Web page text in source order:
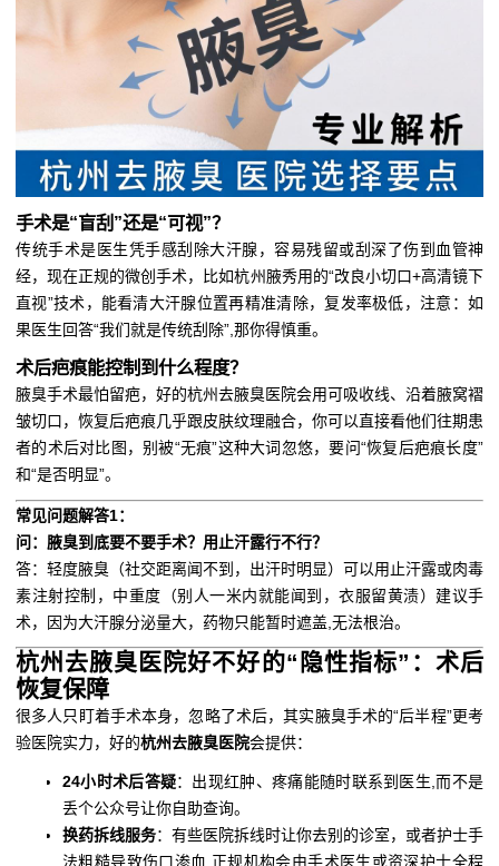
手术是“盲刮”还是“可视”？
传统手术是医生凭手感刮除大汗腺，容易残留或刮深了伤到血管神
经，现在正规的微创手术，比如杭州腋秀用的“改良小切口+高清镜下
直视”技术，能看清大汗腺位置再精准清除，复发率极低，注意：如
果医生回答“我们就是传统刮除”,那你得慎重。
术后疤痕能控制到什么程度？
腋臭手术最怕留疤，好的杭州去腋臭医院会用可吸收线、沿着腋窝褶
皱切口，恢复后疤痕几乎跟皮肤纹理融合，你可以直接看他们往期患
者的术后对比图，别被“无痕”这种大词忽悠，要问“恢复后疤痕长度”
和“是否明显”。
常见问题解答1：
问：腋臭到底要不要手术？用止汗露行不行？
答：轻度腋臭（社交距离闻不到，出汗时明显）可以用止汗露或肉毒
素注射控制，中重度（别人一米内就能闻到，衣服留黄渍）建议手
术，因为大汗腺分泌量大，药物只能暂时遮盖,无法根治。
杭州去腋臭医院好不好的“隐性指标”：术后
恢复保障
很多人只盯着手术本身，忽略了术后，其实腋臭手术的“后半程”更考
验医院实力，好的杭州去腋臭医院会提供：
24小时术后答疑：出现红肿、疼痛能随时联系到医生,而不是
丢个公众号让你自助查询。
换药拆线服务：有些医院拆线时让你去别的诊室，或者护士手
法粗糙导致伤口渗血,正规机构会由手术医生或资深护士全程